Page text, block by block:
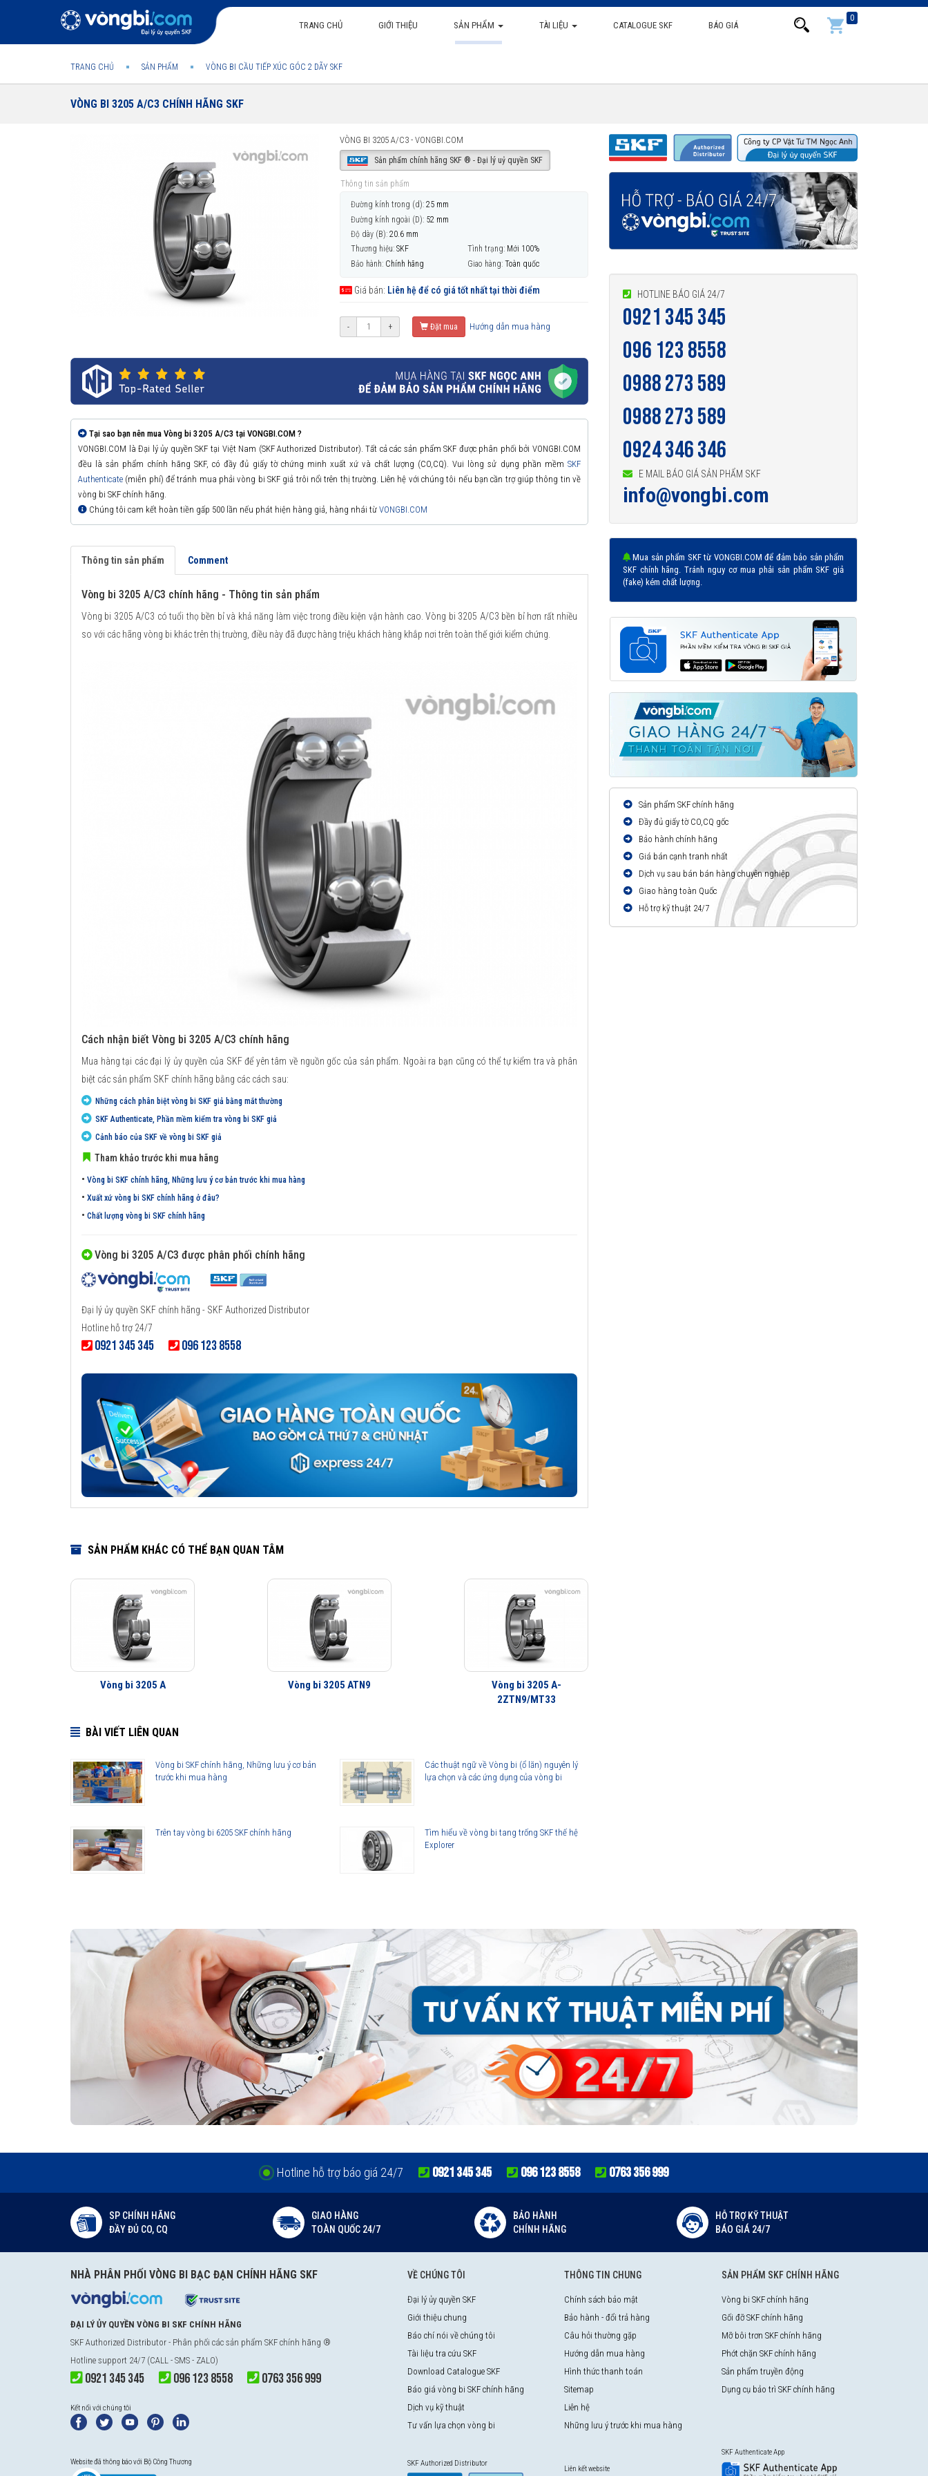
TRANG CHỦ GIỚI THIỆU SẢN PHẨM TÀI LIỆU CATALOGUE SKF BÁO GIÁ
0
TRANG CHỦ SẢN PHẨM VÒNG BI CẦU TIẾP XÚC GÓC 2 DÃY SKF
VÒNG BI 3205 A/C3 CHÍNH HÃNG SKF
VÒNG BI 3205 A/C3 - VONGBI.COM
Sản phẩm chính hãng SKF ® - Đại lý uỷ quyền SKF
Thông tin sản phẩm
Đường kính trong (d): 25 mm
Đường kính ngoài (D): 52 mm
Độ dày (B): 20.6 mm
Thương hiệu: SKF Tình trạng: Mới 100%
Bảo hành: Chính hãng Giao hàng: Toàn quốc
Giá bán: Liên hệ để có giá tốt nhất tại thời điểm
- + Đặt mua Hướng dẫn mua hàng
Tại sao bạn nên mua Vòng bi 3205 A/C3 tại VONGBI.COM ?
VONGBI.COM là Đại lý ủy quyền SKF tại Việt Nam (SKF Authorized Distributor). Tất cả các sản phẩm SKF được phân phối bởi VONGBI.COM
đều là sản phẩm chính hãng SKF, có đầy đủ giấy tờ chứng minh xuất xứ và chất lượng (CO,CQ). Vui lòng sử dụng phần mềm SKF
Authenticate (miễn phí) để tránh mua phải vòng bi SKF giả trôi nổi trên thị trường. Liên hệ với chúng tôi nếu bạn cần trợ giúp thông tin về
vòng bi SKF chính hãng.
Chúng tôi cam kết hoàn tiền gấp 500 lần nếu phát hiện hàng giả, hàng nhái từ VONGBI.COM
Thông tin sản phẩm Comment
Vòng bi 3205 A/C3 chính hãng - Thông tin sản phẩm
Vòng bi 3205 A/C3 có tuổi thọ bền bỉ và khả năng làm việc trong điều kiện vận hành cao. Vòng bi 3205 A/C3 bền bỉ hơn rất nhiều
so với các hãng vòng bi khác trên thị trường, điều này đã được hàng triệu khách hàng khắp nơi trên toàn thế giới kiểm chứng.
Cách nhận biết Vòng bi 3205 A/C3 chính hãng
Mua hàng tại các đại lý ủy quyền của SKF để yên tâm về nguồn gốc của sản phẩm. Ngoài ra bạn cũng có thể tự kiểm tra và phân
biệt các sản phẩm SKF chính hãng bằng các cách sau:
Những cách phân biệt vòng bi SKF giả bằng mắt thường
SKF Authenticate, Phần mềm kiểm tra vòng bi SKF giả
Cảnh báo của SKF về vòng bi SKF giả
Tham khảo trước khi mua hãng
• Vòng bi SKF chính hãng, Những lưu ý cơ bản trước khi mua hàng
• Xuất xứ vòng bi SKF chính hãng ở đâu?
• Chất lượng vòng bi SKF chính hãng
Vòng bi 3205 A/C3 được phân phối chính hãng
Đại lý ủy quyền SKF chính hãng - SKF Authorized Distributor
Hotline hỗ trợ 24/7
0921 345 345 096 123 8558
SẢN PHẨM KHÁC CÓ THỂ BẠN QUAN TÂM
Vòng bi 3205 A Vòng bi 3205 ATN9
Vòng bi 3205 A-
2ZTN9/MT33
BÀI VIẾT LIÊN QUAN
Vòng bi SKF chính hãng, Những lưu ý cơ bản
trước khi mua hàng
Các thuật ngữ về Vòng bi (ổ lăn) nguyên lý
lựa chọn và các ứng dụng của vòng bi
Trên tay vòng bi 6205 SKF chính hãng
Tìm hiểu về vòng bi tang trống SKF thế hệ
Explorer
HOTLINE BÁO GIÁ 24/7
0921 345 345
096 123 8558
0988 273 589
0988 273 589
0924 346 346
E MAIL BÁO GIÁ SẢN PHẨM SKF
info@vongbi.com
Mua sản phẩm SKF từ VONGBI.COM để đảm bảo sản phẩm
SKF chính hãng. Tránh nguy cơ mua phải sản phẩm SKF giả
(fake) kém chất lượng.
Sản phẩm SKF chính hãng
Đầy đủ giấy tờ CO,CQ gốc
Bảo hành chính hãng
Giá bán cạnh tranh nhất
Dịch vụ sau bán bán hàng chuyên nghiệp
Giao hàng toàn Quốc
Hỗ trợ kỹ thuật 24/7
Hotline hỗ trợ báo giá 24/7 0921 345 345 096 123 8558 0763 356 999
SP CHÍNH HÃNG
ĐẦY ĐỦ CO, CQ
GIAO HÀNG
TOÀN QUỐC 24/7
BẢO HÀNH
CHÍNH HÃNG
HỖ TRỢ KỸ THUẬT
BÁO GIÁ 24/7
NHÀ PHÂN PHỐI VÒNG BI BẠC ĐẠN CHÍNH HÃNG SKF
ĐẠI LÝ ỦY QUYỀN VÒNG BI SKF CHÍNH HÃNG
SKF Authorized Distributor - Phân phối các sản phẩm SKF chính hãng ®
Hotline support 24/7 (CALL - SMS - ZALO)
0921 345 345 096 123 8558 0763 356 999
Kết nối với chúng tôi
Website đã thông báo với Bộ Công Thương
VỀ CHÚNG TÔI
Đại lý ủy quyền SKF
Giới thiệu chung
Báo chí nói về chúng tôi
Tài liệu tra cứu SKF
Download Catalogue SKF
Báo giá vòng bi SKF chính hãng
Dịch vụ kỹ thuật
Tư vấn lựa chọn vòng bi
SKF Authorized Distributor
THÔNG TIN CHUNG
Chính sách bảo mật
Bảo hành - đổi trả hàng
Câu hỏi thường gặp
Hướng dẫn mua hàng
Hình thức thanh toán
Sitemap
Liên hệ
Những lưu ý trước khi mua hàng
Liên kết website
SẢN PHẨM SKF CHÍNH HÃNG
Vòng bi SKF chính hãng
Gối đỡ SKF chính hãng
Mỡ bôi trơn SKF chính hãng
Phớt chặn SKF chính hãng
Sản phẩm truyền động
Dụng cụ bảo trì SKF chính hãng
SKF Authenticate App